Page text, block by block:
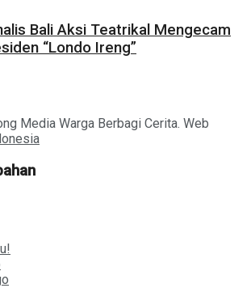
Bali Aksi Teatrikal Mengecam
“Londo Ireng”
Media Warga Berbagi Cerita. Web